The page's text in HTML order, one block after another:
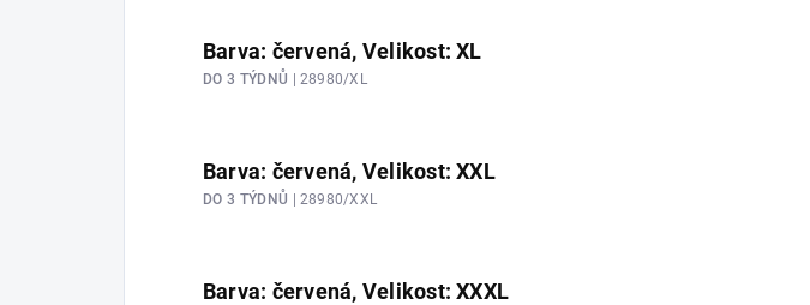
Barva: červená, Velikost: XL
DO 3 TÝDNŮ | 28980/XL
Barva: červená, Velikost: XXL
DO 3 TÝDNŮ | 28980/XXL
Barva: červená, Velikost: XXXL